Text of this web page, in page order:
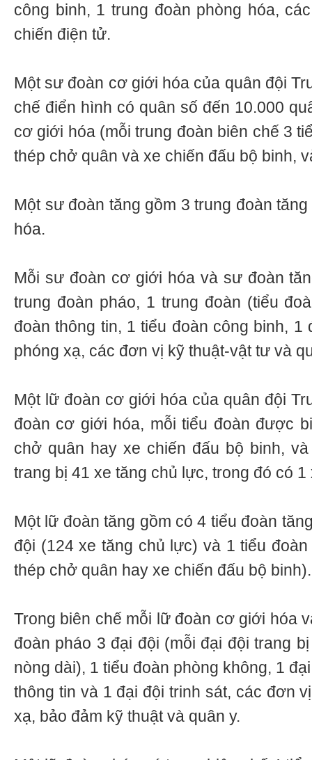
công binh, 1 trung đoàn phòng hóa,
chiến điện tử.
Một sư đoàn cơ giới hóa của quân đội
chế điển hình có quân số đến 10.000
cơ giới hóa (mỗi trung đoàn biên chế 3
thép chở quân và xe chiến đấu bộ binh,
Một sư đoàn tăng gồm 3 trung đoàn
hóa.
Mỗi sư đoàn cơ giới hóa và sư đoàn
trung đoàn pháo, 1 trung đoàn (tiểu
đoàn thông tin, 1 tiểu đoàn công binh, 1
phóng xạ, các đơn vị kỹ thuật-vật tư và
Một lữ đoàn cơ giới hóa của quân đội
đoàn cơ giới hóa, mỗi tiểu đoàn được
chở quân hay xe chiến đấu bộ binh,
trang bị 41 xe tăng chủ lực, trong đó có 1
Một lữ đoàn tăng gồm có 4 tiểu đoàn
đội (124 xe tăng chủ lực) và 1 tiểu
thép chở quân hay xe chiến đấu bộ binh).
Trong biên chế mỗi lữ đoàn cơ giới hóa
đoàn pháo 3 đại đội (mỗi đại đội trang
nòng dài), 1 tiểu đoàn phòng không, 1
thông tin và 1 đại đội trinh sát, các đơn
xạ, bảo đảm kỹ thuật và quân y.